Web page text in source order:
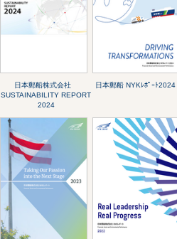
日本郵船株式会社
SUSTAINABILITY REPORT
2024
日本郵船 NYKﾚﾎﾟｰﾄ2024